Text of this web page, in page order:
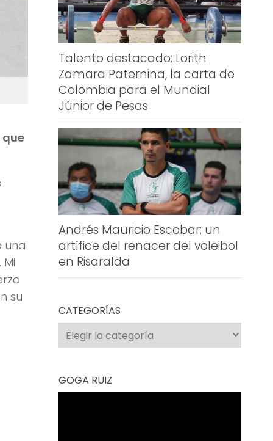
una
su
Talento destacado: Lorith
Zamara Paternina, la carta de
Colombia para el Mundial
Júnior de Pesas
Andrés Mauricio Escobar: un
artífice del renacer del voleibol
en Risaralda
CATEGORÍAS
Categorías
GOGA RUIZ